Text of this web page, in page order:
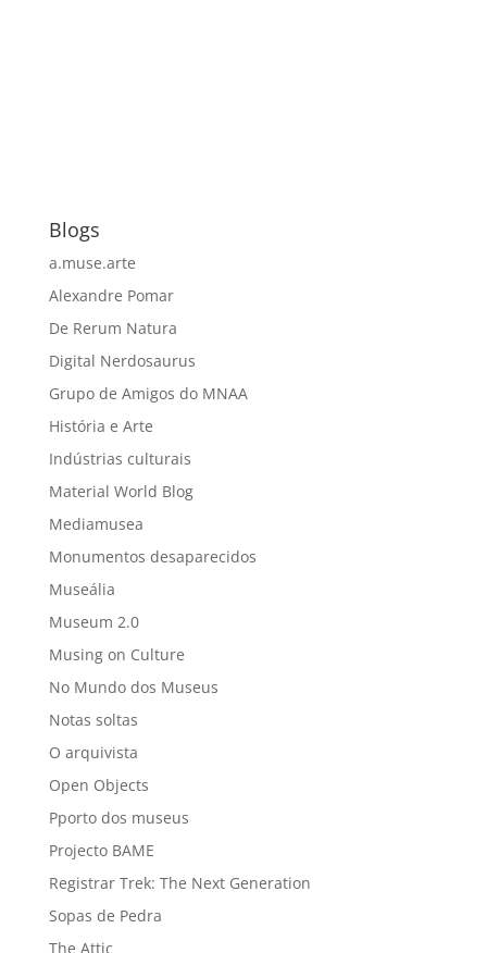
Blogs
a.muse.arte
Alexandre Pomar
De Rerum Natura
Digital Nerdosaurus
Grupo de Amigos do MNAA
História e Arte
Indústrias culturais
Material World Blog
Mediamusea
Monumentos desaparecidos
Museália
Museum 2.0
Musing on Culture
No Mundo dos Museus
Notas soltas
O arquivista
Open Objects
Pporto dos museus
Projecto BAME
Registrar Trek: The Next Generation
Sopas de Pedra
The Attic